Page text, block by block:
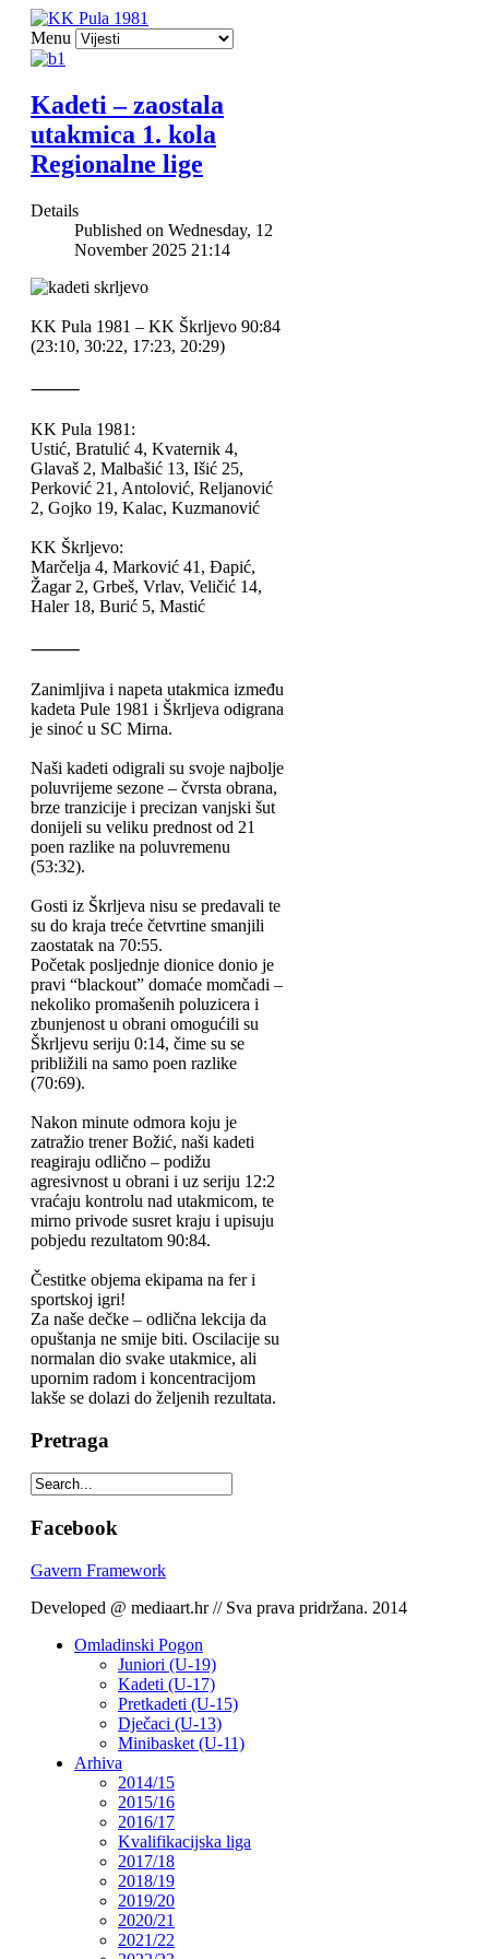
Menu
Kadeti – zaostala
utakmica 1. kola
Regionalne lige
Details
Published on Wednesday, 12
November 2025 21:14
KK Pula 1981 – KK Škrljevo 90:84
(23:10, 30:22, 17:23, 20:29)
⸻
KK Pula 1981:
Ustić, Bratulić 4, Kvaternik 4,
Glavaš 2, Malbašić 13, Išić 25,
Perković 21, Antolović, Reljanović
2, Gojko 19, Kalac, Kuzmanović
KK Škrljevo:
Marčelja 4, Marković 41, Đapić,
Žagar 2, Grbeš, Vrlav, Veličić 14,
Haler 18, Burić 5, Mastić
⸻
Zanimljiva i napeta utakmica između
kadeta Pule 1981 i Škrljeva odigrana
je sinoć u SC Mirna.
Naši kadeti odigrali su svoje najbolje
poluvrijeme sezone – čvrsta obrana,
brze tranzicije i precizan vanjski šut
donijeli su veliku prednost od 21
poen razlike na poluvremenu
(53:32).
Gosti iz Škrljeva nisu se predavali te
su do kraja treće četvrtine smanjili
zaostatak na 70:55.
Početak posljednje dionice donio je
pravi “blackout” domaće momčadi –
nekoliko promašenih poluzicera i
zbunjenost u obrani omogućili su
Škrljevu seriju 0:14, čime su se
približili na samo poen razlike
(70:69).
Nakon minute odmora koju je
zatražio trener Božić, naši kadeti
reagiraju odlično – podižu
agresivnost u obrani i uz seriju 12:2
vraćaju kontrolu nad utakmicom, te
mirno privode susret kraju i upisuju
pobjedu rezultatom 90:84.
Čestitke objema ekipama na fer i
sportskoj igri!
Za naše dečke – odlična lekcija da
opuštanja ne smije biti. Oscilacije su
normalan dio svake utakmice, ali
upornim radom i koncentracijom
lakše se dolazi do željenih rezultata.
Pretraga
Facebook
Gavern Framework
Developed @ mediaart.hr // Sva prava pridržana. 2014
Omladinski Pogon
Juniori (U-19)
Kadeti (U-17)
Pretkadeti (U-15)
Dječaci (U-13)
Minibasket (U-11)
Arhiva
2014/15
2015/16
2016/17
Kvalifikacijska liga
2017/18
2018/19
2019/20
2020/21
2021/22